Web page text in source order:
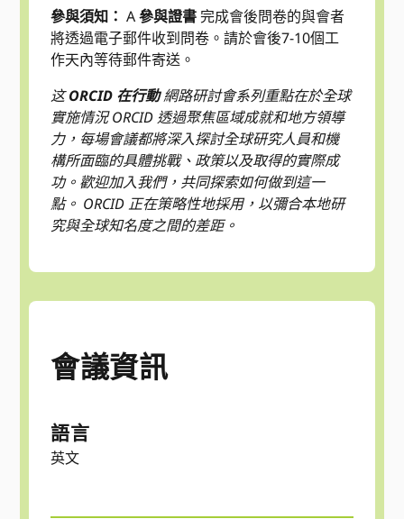
參與須知： A參與證書完成會後問卷的與會者
將透過電子郵件收到問卷。請於會後7-10個工
作天內等待郵件寄送。
这ORCID 在行動網路研討會系列重點在於全球
實施情況 ORCID 透過聚焦區域成就和地方領導
力，每場會議都將深入探討全球研究人員和機
構所面臨的具體挑戰、政策以及取得的實際成
功。歡迎加入我們，共同探索如何做到這一
點。 ORCID 正在策略性地採用，以彌合本地研
究與全球知名度之間的差距。
會議資訊
語言
英文